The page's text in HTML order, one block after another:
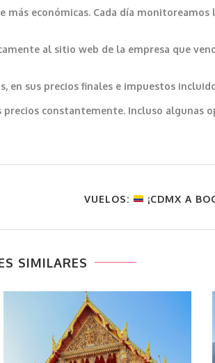
económicas. Cada día monitoreamos
al sitio web de la empresa que
en sus precios finales e impuestos
constantemente. Incluso algunas
VUELOS: ¡CDMX A
SIMILARES